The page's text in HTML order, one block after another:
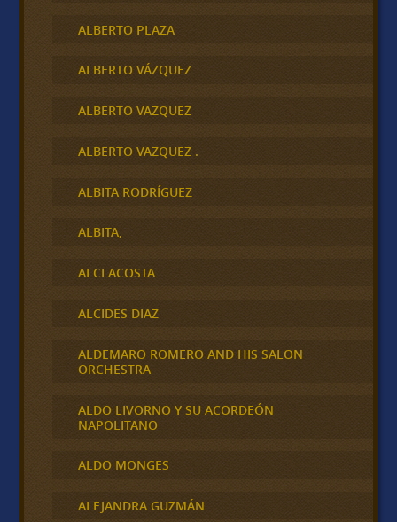
ALBERTO PLAZA
ALBERTO VÁZQUEZ
ALBERTO VAZQUEZ
ALBERTO VAZQUEZ .
ALBITA RODRÍGUEZ
ALBITA,
ALCI ACOSTA
ALCIDES DIAZ
ALDEMARO ROMERO AND HIS SALON
ORCHESTRA
ALDO LIVORNO Y SU ACORDEÓN
NAPOLITANO
ALDO MONGES
ALEJANDRA GUZMÁN